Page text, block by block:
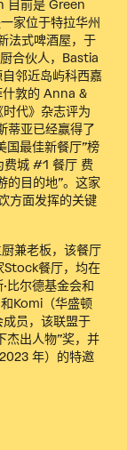
目前是 Green
家位于特拉华州
法式啤酒屋，于
合伙人，Bastia
邻近岛屿科西嘉
什敦的 Anna &
代》杂志评为
蒂亚已经赢得了
国最佳新餐厅”榜
费城 #1 餐厅 费
的目的地”。这家
方面发挥的关键
兼老板，该餐厅
Stock餐厅，均在
比尔德基金会和
Komi（华盛顿
员，该联盟于
杰出人物”奖，并
年）的特邀